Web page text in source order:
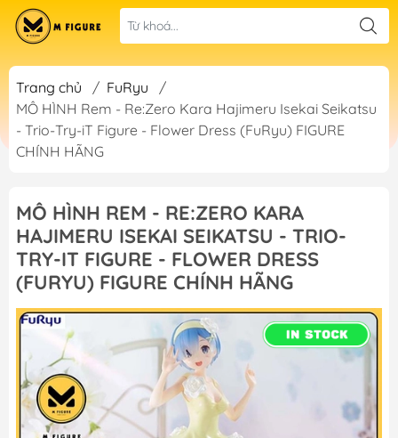
Trang chủ / FuRyu
/
MÔ HÌNH Rem - Re:Zero Kara Hajimeru Isekai Seikatsu
- Trio-Try-iT Figure - Flower Dress (FuRyu) FIGURE
CHÍNH HÃNG
MÔ HÌNH REM - RE:ZERO KARA
HAJIMERU ISEKAI SEIKATSU - TRIO-
TRY-IT FIGURE - FLOWER DRESS
(FURYU) FIGURE CHÍNH HÃNG